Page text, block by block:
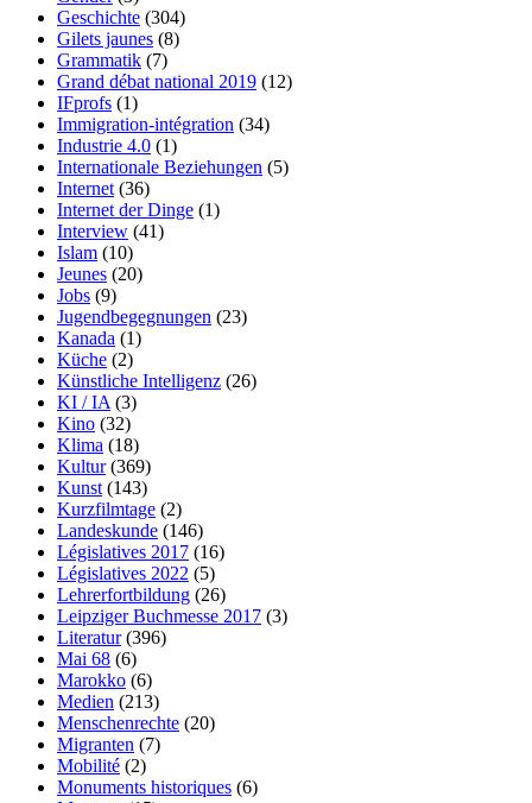
Geschichte (304)
Gilets jaunes (8)
Grammatik (7)
Grand débat national 2019 (12)
IFprofs (1)
Immigration-intégration (34)
Industrie 4.0 (1)
Internationale Beziehungen (5)
Internet (36)
Internet der Dinge (1)
Interview (41)
Islam (10)
Jeunes (20)
Jobs (9)
Jugendbegegnungen (23)
Kanada (1)
Küche (2)
Künstliche Intelligenz (26)
KI / IA (3)
Kino (32)
Klima (18)
Kultur(369)
Kunst (143)
Kurzfilmtage (2)
Landeskunde (146)
Législatives 2017 (16)
Législatives 2022 (5)
Lehrerfortbildung (26)
Leipziger Buchmesse 2017 (3)
Literatur(396)
Mai 68 (6)
Marokko (6)
Medien (213)
Menschenrechte (20)
Migranten (7)
Mobilité (2)
Monuments historiques (6)